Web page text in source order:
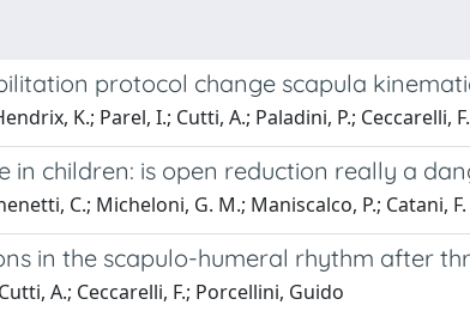
protocol change scapula
K.; Parel, I.; Cutti, A.; Paladini, P.; Ceccarelli,
children: is open reduction really a
C.; Micheloni, G. M.; Maniscalco, P.; Catani, F.
in the scapulo-humeral rhythm after
A.; Ceccarelli, F.; Porcellini, Guido